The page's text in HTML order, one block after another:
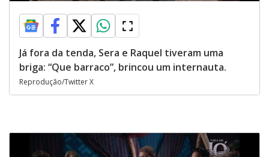
Já fora da tenda, Sera e Raquel tiveram uma
briga: “Que barraco”, brincou um internauta.
Reprodução/Twitter X